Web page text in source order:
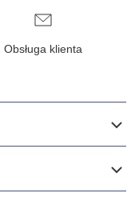
Obsługa klienta